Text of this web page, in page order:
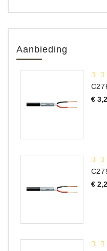
Aanbieding
€
€